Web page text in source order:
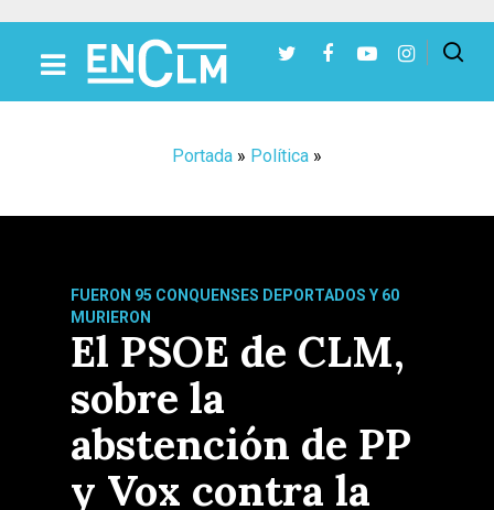
Portada » Política »
FUERON 95 CONQUENSES DEPORTADOS Y 60
MURIERON
El PSOE de CLM,
sobre la
abstención de PP
y Vox contra la